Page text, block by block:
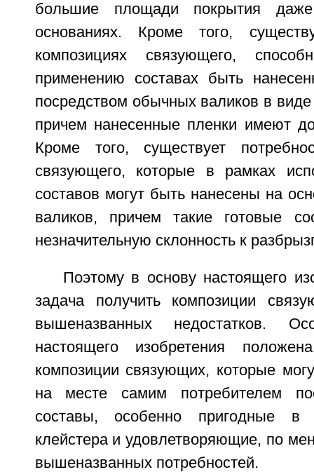
большие площади покрытия
основаниях. Кроме того,
композициях связующего,
применению составах быть
посредством обычных валиков в
причем нанесенные пленки имеют
Кроме того, существует
связующего, которые в рамках
составов могут быть нанесены на
валиков, причем такие готовые
незначительную склонность к
Поэтому в основу настоящего
задача получить композиции
вышеназванных недостатков.
настоящего изобретения
композиции связующих, которые
на месте самим потребителем
составы, особенно пригодные в
клейстера и удовлетворяющие, по
вышеназванных потребностей.